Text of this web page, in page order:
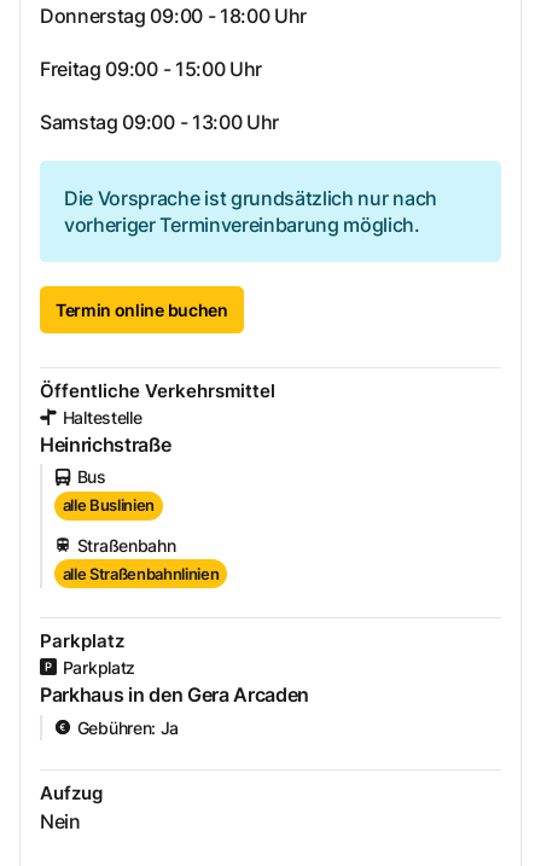
Donnerstag 09:00 - 18:00 Uhr
Freitag 09:00 - 15:00 Uhr
Samstag 09:00 - 13:00 Uhr
Die Vorsprache ist grundsätzlich nur nach
vorheriger Terminvereinbarung möglich.
Termin online buchen
Öffentliche Verkehrsmittel
Haltestelle
Heinrichstraße
Bus
alle Buslinien
Straßenbahn
alle Straßenbahnlinien
Parkplatz
Parkplatz
Parkhaus in den Gera Arcaden
Gebühren: Ja
Aufzug
Nein